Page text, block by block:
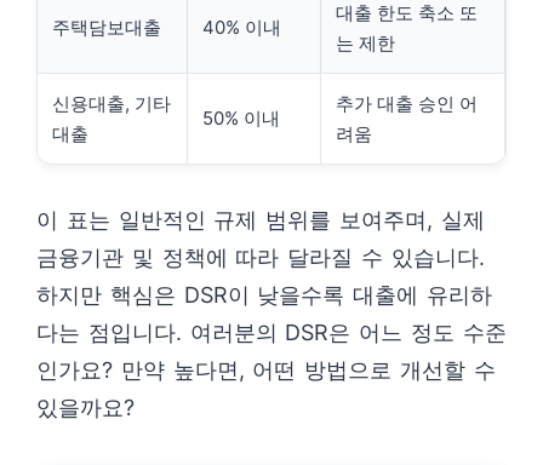
주택담보대출 40% 이내
대출 한도 축소 또
는 제한
신용대출, 기타
대출
50% 이내
추가 대출 승인 어
려움
이 표는 일반적인 규제 범위를 보여주며, 실제
금융기관 및 정책에 따라 달라질 수 있습니다.
하지만 핵심은 DSR이 낮을수록 대출에 유리하
다는 점입니다. 여러분의 DSR은 어느 정도 수준
인가요? 만약 높다면, 어떤 방법으로 개선할 수
있을까요?